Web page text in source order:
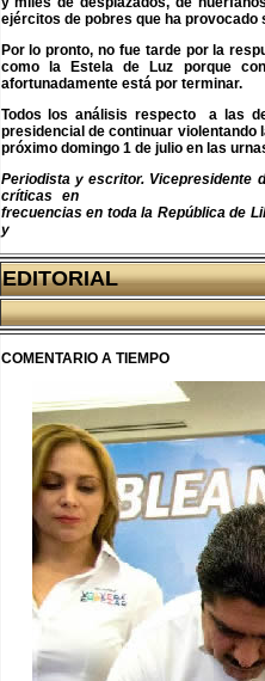
ejércitos de pobres que ha provocado
Por lo pronto, no fue tarde por la
como la Estela de Luz porque
afortunadamente está por terminar.
Todos los análisis respecto a las
presidencial de continuar
próximo domingo 1 de julio en las
Periodista y escritor. Vicepresidente
críticas en
frecuencias en toda la República de
y
EDITORIAL
COMENTARIO A TIEMPO